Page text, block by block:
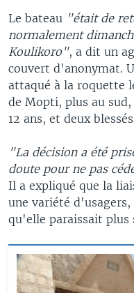
Le bateau "était de
normalement
Koulikoro", a dit un
couvert d'anonymat.
attaqué à la roquette
de Mopti, plus au
12 ans, et deux
"La décision a été
doute pour ne pas
Il a expliqué que la
une variété
qu'elle paraissait plus